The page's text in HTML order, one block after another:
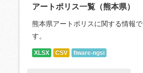
アートポリス一覧（熊本県）
熊本県アートポリスに関する情報で
す。
XLSX CSV fiware-ngsi